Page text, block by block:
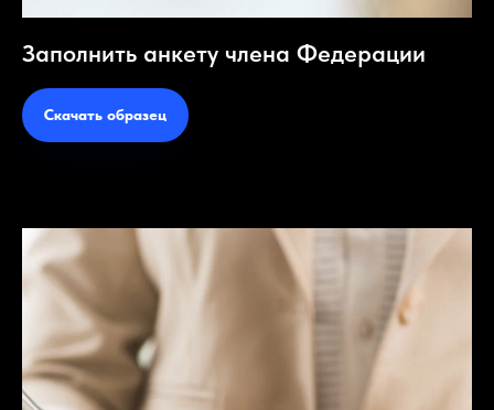
Заполнить анкету члена Федерации
Скачать образец